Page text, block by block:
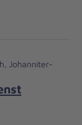
Johanniter-